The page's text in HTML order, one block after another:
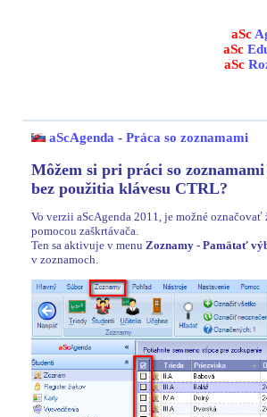
aSc
aSc
aSc
aScAgenda - Práca so zoznamami
Môžem si pri práci so
bez použitia klávesu CTRL?
Vo verzii aScAgenda 2011, je možné
pomocou zaškrtávača.
Ten sa aktivuje v menu Zoznamy - Pamätať
v zoznamoch.